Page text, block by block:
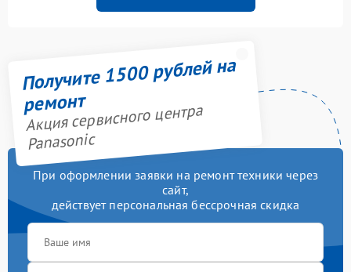
Получите 1500 рублей на
ремонт
Акция сервисного центра
Panasonic
При оформлении заявки на ремонт техники через
сайт,
действует персональная бессрочная скидка